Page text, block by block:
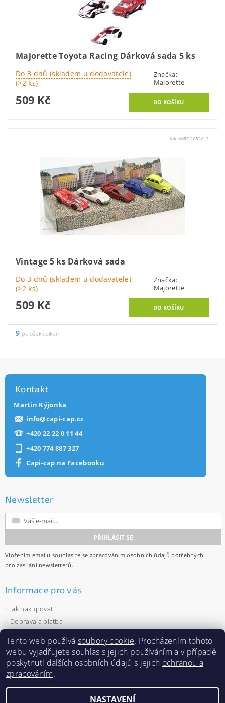
Majorette Toyota Racing Dárková sada 5 ks
Do 3 dnů (skladem u dodavatele)
(>2 ks)
Značka:
Majorette
509 Kč
Kód: MJRT-2052013
Vintage 5 ks Dárková sada
Do 3 dnů (skladem u dodavatele)
(>2 ks)
Značka:
Majorette
509 Kč
9 položek celkem
Kontakt
Martin Kýjonka
info@capi-cap.cz
+420 22 22 0 11 44
+420 774 887 327
Capi-cap na Facebooku
Newsletter
Vložením emailu souhlasíte se zpracováním osobních údajů potřebných
pro zasílání newsletterů.
Informace pro vás
Jak nakupovat
Doprava a platba
Ochrana osobních údajů
Velkoobchod
Zásady používání souborů cookies
Tento web používá soubory cookie. Procházením tohoto
webu vyjadřujete souhlas s jejich používáním a v případě
poskytnutí dalších osobních údajů s jejich ochranou a
zpracováním.
NASTAVENÍ